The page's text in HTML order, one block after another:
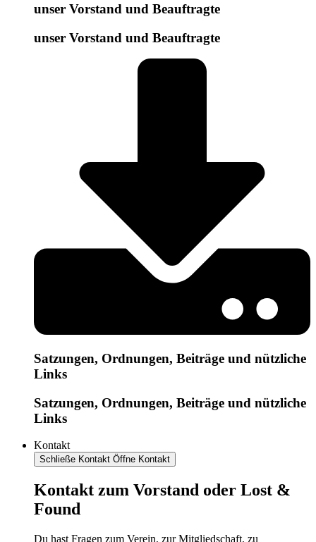
unser Vorstand und Beauftragte
unser Vorstand und Beauftragte
Satzungen, Ordnungen, Beiträge und nützliche
Links
Satzungen, Ordnungen, Beiträge und nützliche
Links
Kontakt
Schließe Kontakt Öffne Kontakt
Kontakt zum Vorstand oder Lost &
Found
Du hast Fragen zum Verein, zur Mitgliedschaft, zu